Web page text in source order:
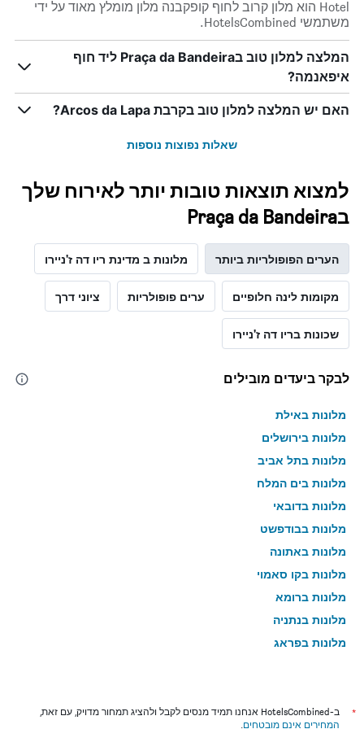
התרשים
כולל
ציר
Y
המציג
את
Hotel הוא מלון קרוב לחוף קופקבנה מלון מומלץ מאוד על ידי
משתמשי HotelsCombined.
המלצה למלון טוב בPraça da Bandeira ליד חוף
איפאנמה?
האם יש המלצה למלון טוב בקרבת Arcos da Lapa?
שאלות נפוצות נוספות
למצוא תוצאות טובות יותר לאירוח שלך
בPraça da Bandeira
הערים הפופולריות ביותר מלונות ב מדינת ריו דה ז'ניירו
מקומות לינה חלופיים ערים פופולריות ציוני דרך
שכונות בריו דה ז'ניירו
לבקר ביעדים מובילים
מלונות באילת
מלונות בירושלים
מלונות בתל אביב
מלונות בים המלח
מלונות בדובאי
מלונות בבודפשט
מלונות באתונה
מלונות בקו סאמוי
מלונות ברומא
מלונות בנתניה
מלונות בפראג
מלונות בניו יורק
*
ב-HotelsCombined אנחנו תמיד מנסים לקבל ולהציג תמחור מדויק, עם זאת,
המחירים אינם מובטחים.